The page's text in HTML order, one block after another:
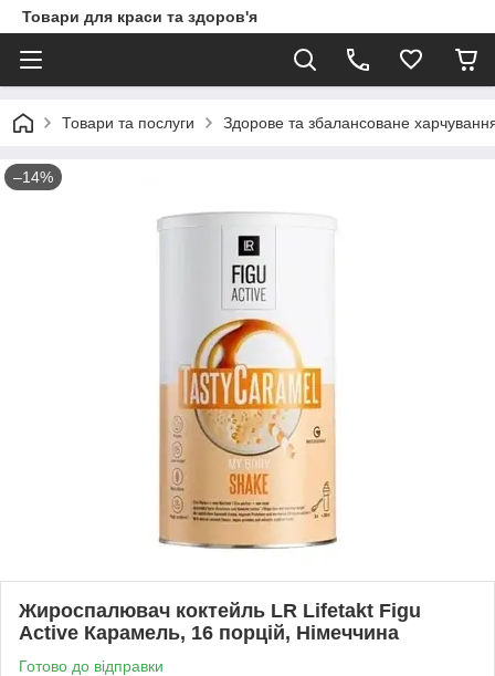
Товари для краси та здоров'я
Товари та послуги Здорове та збалансоване
–14%
Жироспалювач коктейль LR Lifetakt Figu
Active Карамель, 16 порцій, Німеччина
Готово до відправки